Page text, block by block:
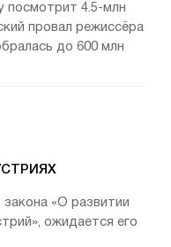
посмотрит 4.5-млн
провал режиссёра
до 600 млн
«О развитии
ожидается его